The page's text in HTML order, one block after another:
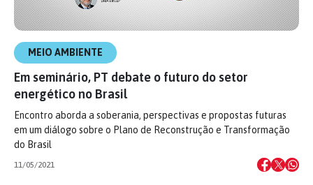
MEIO AMBIENTE
Em seminário, PT debate o futuro do setor
energético no Brasil
Encontro aborda a soberania, perspectivas e propostas futuras
em um diálogo sobre o Plano de Reconstrução e Transformação
do Brasil
11/05/2021